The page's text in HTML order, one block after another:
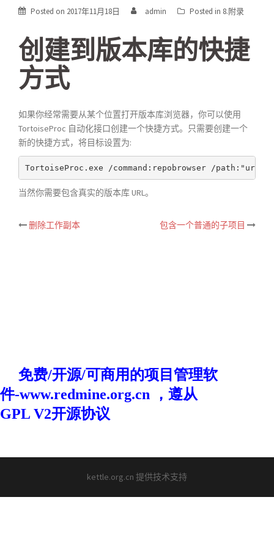
Posted on 2017年11月18日 admin Posted in 8.附录
创建到版本库的快捷
方式
如果你经常需要从某个位置打开版本库浏览器，你可以使用
TortoiseProc 自动化接口创建一个快捷方式。只需要创建一个
新的快捷方式，将目标设置为:
TortoiseProc.exe /command:repobrowser /
当然你需要包含真实的版本库 URL。
Post
删除工作副本 包含一个普通的子项目
kettle.org.cn 提供技术支持